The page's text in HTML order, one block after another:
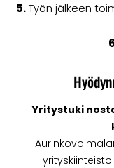
5.Työn jälkeen
Yritystuki